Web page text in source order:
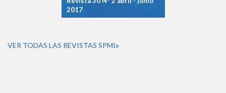
2017
VER TODAS LAS REVISTAS SPMI